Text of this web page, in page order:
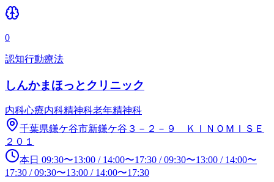
0
認知行動療法
しんかまほっとクリニック
内科心療内科精神科老年精神科
千葉県鎌ケ谷市新鎌ケ谷３－２－９ ＫＩＮＯＭＩＳＥ
２０１
本日 09:30〜13:00 / 14:00〜17:30 /09:30〜13:00 / 14:00〜
17:30 /09:30〜13:00 / 14:00〜17:30